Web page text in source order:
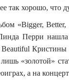
ее так хорошо, что
«Bigger, Better,
Перри
«золотой»
а на